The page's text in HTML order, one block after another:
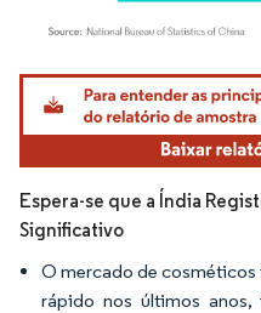
Imagem © Mordor Intelligence. O
Espera-se que a Índia
Significativo
O mercado de
rápido nos últimos